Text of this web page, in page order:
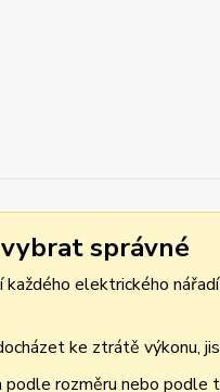
správné
elektrického
ke ztrátě výkonu,
rozměru nebo podle